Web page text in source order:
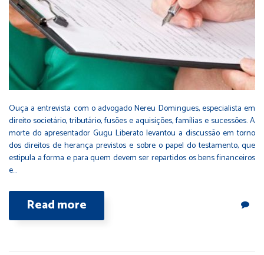
Ouça a entrevista com o advogado Nereu Domingues, especialista em
direito societário, tributário, fusões e aquisições, famílias e sucessões. A
morte do apresentador Gugu Liberato levantou a discussão em torno
dos direitos de herança previstos e sobre o papel do testamento, que
estipula a forma e para quem devem ser repartidos os bens financeiros
e…
Read more